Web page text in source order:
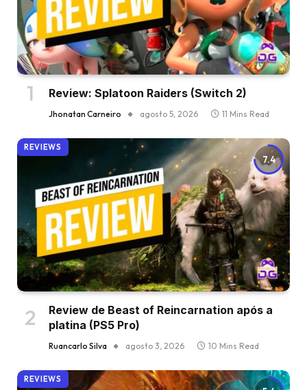
Review: Splatoon Raiders (Switch 2)
Jhonatan Carneiro agosto 5, 2026 11 Mins Read
7.4
REVIEWS
Review de Beast of Reincarnation após a
platina (PS5 Pro)
Ruancarlo Silva agosto 3, 2026 10 Mins Read
REVIEWS